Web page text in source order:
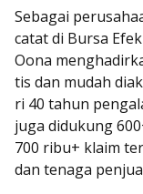
Sebagai
catat di Bursa
Oona
tis dan mudah
ri 40 tahun
juga didukung
700 ribu+ klaim
dan tenaga